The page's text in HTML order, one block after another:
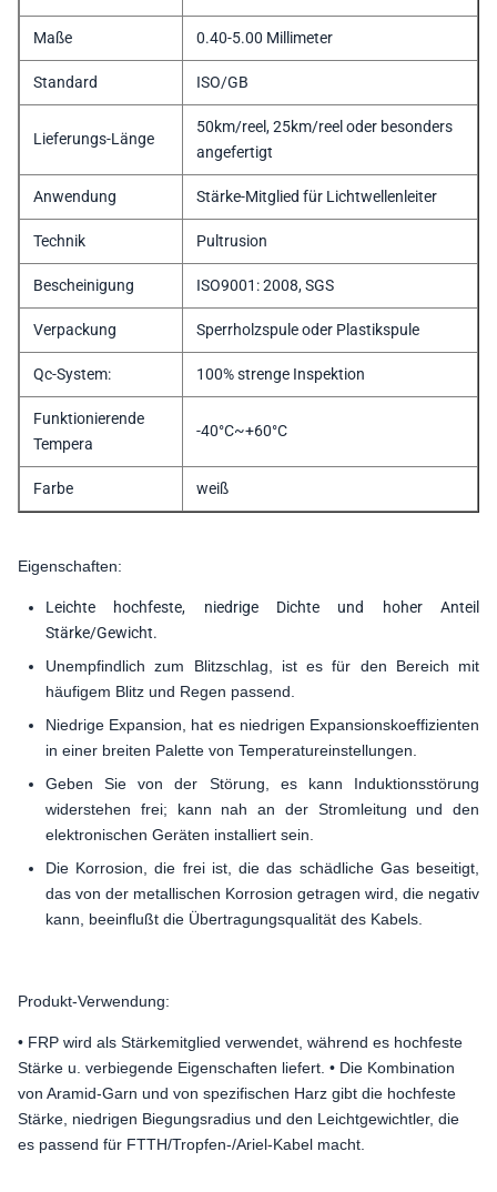
Maße 0.40-5.00 Millimeter
Standard ISO/GB
Lieferungs-Länge
50km/reel, 25km/reel oder besonders
angefertigt
Anwendung Stärke-Mitglied für Lichtwellenleiter
Technik Pultrusion
Bescheinigung ISO9001: 2008, SGS
Verpackung Sperrholzspule oder Plastikspule
Qc-System: 100% strenge Inspektion
Funktionierende
Tempera
-40°C~+60°C
Farbe weiß
Eigenschaften:
Leichte hochfeste, niedrige Dichte und hoher Anteil
Stärke/Gewicht.
Unempfindlich zum Blitzschlag, ist es für den Bereich mit
häufigem Blitz und Regen passend.
Niedrige Expansion, hat es niedrigen Expansionskoeffizienten
in einer breiten Palette von Temperatureinstellungen.
Geben Sie von der Störung, es kann Induktionsstörung
widerstehen frei; kann nah an der Stromleitung und den
elektronischen Geräten installiert sein.
Die Korrosion, die frei ist, die das schädliche Gas beseitigt,
das von der metallischen Korrosion getragen wird, die negativ
kann, beeinflußt die Übertragungsqualität des Kabels.
Produkt-Verwendung:
• FRP wird als Stärkemitglied verwendet, während es hochfeste
Stärke u. verbiegende Eigenschaften liefert. • Die Kombination
von Aramid-Garn und von spezifischen Harz gibt die hochfeste
Stärke, niedrigen Biegungsradius und den Leichtgewichtler, die
es passend für FTTH/Tropfen-/Ariel-Kabel macht.